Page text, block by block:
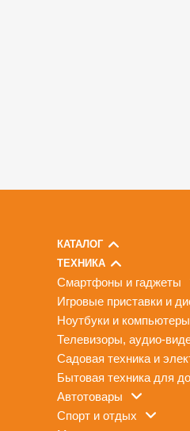
КАТАЛОГ
ТЕХНИКА
смартфоны и гаджеты
игровые приставки и
ноутбуки и компьютеры
телевизоры, аудио-
садовая техника и
бытовая техника для
автотовары
спорт и отдых